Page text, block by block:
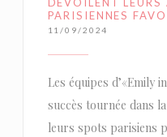
PARISIENNES
11/09/2024
Les équipes d’«Emily
succès tournée dans
leurs spots parisiens